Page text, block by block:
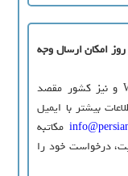
امکان ارسال وجه
این موضوع به قوانین Western Union و نیز کشور مقصد
بيشتر با ایمیل
مکاتبه
درخواست خود را